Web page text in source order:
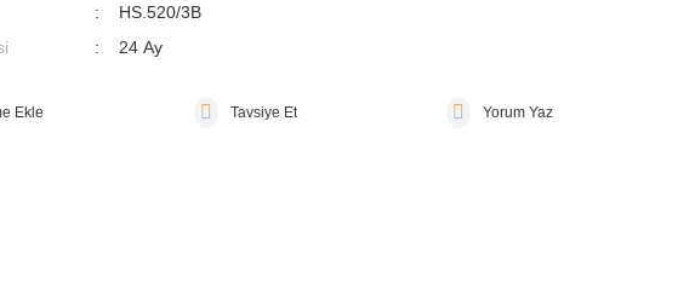
HS.520/3B
24 Ay
Tavsiye Et Yorum Yaz